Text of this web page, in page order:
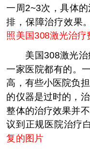
一周2~3次，具体
排，保障治疗效果。
照美国308激光治疗
美国308激光治
一家医院都有的。
高，有些小医院负
的仪器是过时的，
整体的治疗效果并
议到正规医院治疗
复的图片